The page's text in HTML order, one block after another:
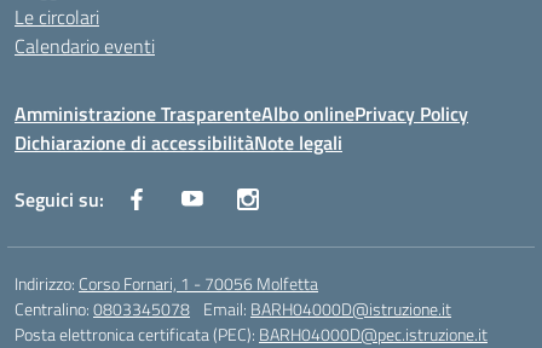
Le circolari
Calendario eventi
Amministrazione TrasparenteAlbo onlinePrivacy Policy
Dichiarazione di accessibilitàNote legali
Seguici su:
Indirizzo: Corso Fornari, 1 - 70056 Molfetta
Centralino:0803345078 Email: BARH04000D@istruzione.it
Posta elettronica certificata (PEC): BARH04000D@pec.istruzione.it